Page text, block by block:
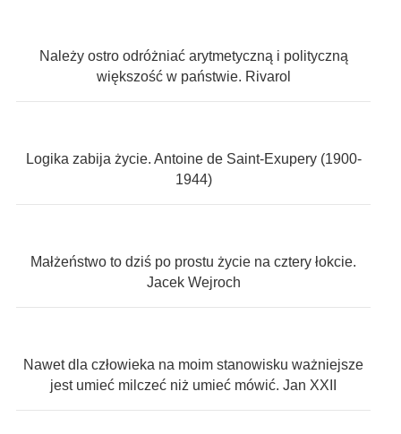
Należy ostro odróżniać arytmetyczną i polityczną
większość w państwie. Rivarol
Logika zabija życie. Antoine de Saint-Exupery (1900-
1944)
Małżeństwo to dziś po prostu życie na cztery łokcie.
Jacek Wejroch
Nawet dla człowieka na moim stanowisku ważniejsze
jest umieć milczeć niż umieć mówić. Jan XXII